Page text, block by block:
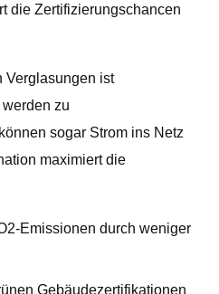
die Zertifizierungschancen
Verglasungen ist
zu
sogar Strom ins Netz
maximiert die
Emissionen durch weniger
Gebäudezertifikationen